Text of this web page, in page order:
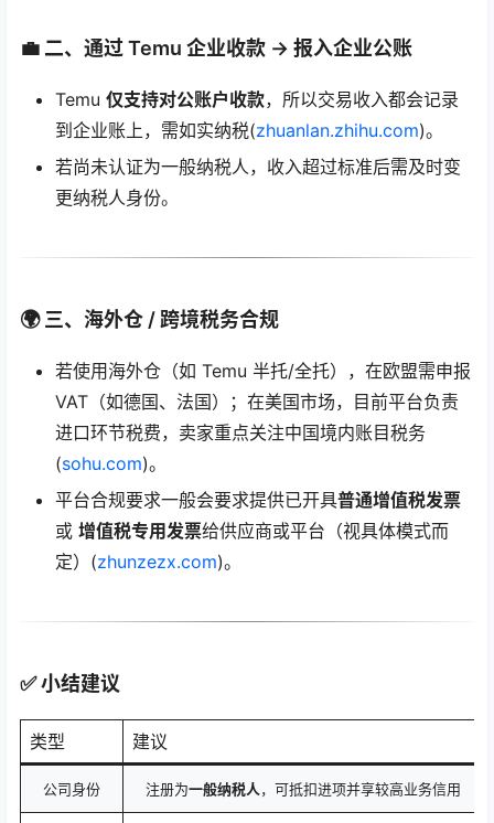
💼 二、通过 Temu 企业收款 → 报入企业公账
Temu 仅支持对公账户收款，所以交易收入都会记录
到企业账上，需如实纳税(zhuanlan.zhihu.com)。
若尚未认证为一般纳税人，收入超过标准后需及时变
更纳税人身份。
🌍 三、海外仓 / 跨境税务合规
若使用海外仓（如 Temu 半托/全托），在欧盟需申报
VAT（如德国、法国）；在美国市场，目前平台负责
进口环节税费，卖家重点关注中国境内账目税务
(sohu.com)。
平台合规要求一般会要求提供已开具普通增值税发票
或 增值税专用发票给供应商或平台（视具体模式而
定）(zhunzezx.com)。
✅ 小结建议
类型 建议
公司身份 注册为一般纳税人 ，可抵扣进项并享较高业务信用